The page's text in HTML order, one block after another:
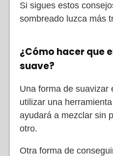
Si sigues estos
sombreado luzca más
¿Cómo hacer que
suave?
Una forma de suavizar
utilizar una
ayudará a mezclar sin
otro.
Otra forma de